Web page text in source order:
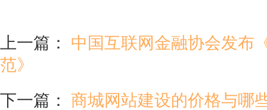
上一篇： 中国互联网金融协会发布
范》
下一篇： 商城网站建设的价格与哪